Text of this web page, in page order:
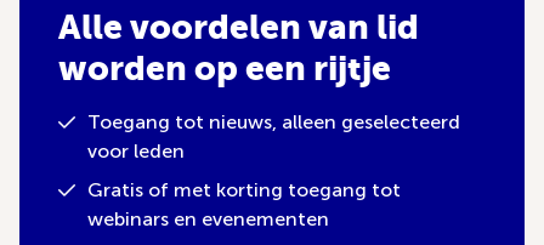
Alle voordelen van lid
worden op een rijtje
Toegang tot nieuws, alleen geselecteerd
voor leden
Gratis of met korting toegang tot
webinars en evenementen